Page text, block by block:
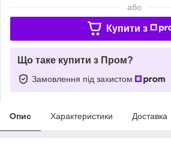
або
Купити з
Що таке купити з Пром?
Замовлення під захистом
Опис Характеристики Доставка